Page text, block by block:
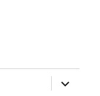
laienda